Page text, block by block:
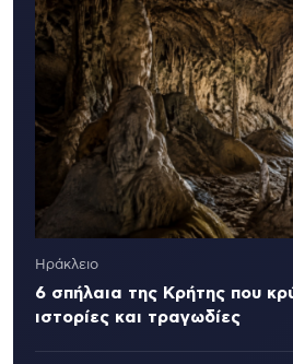
Ηράκλειο
6 σπήλαια της Κρήτης που
ιστορίες και τραγωδίες